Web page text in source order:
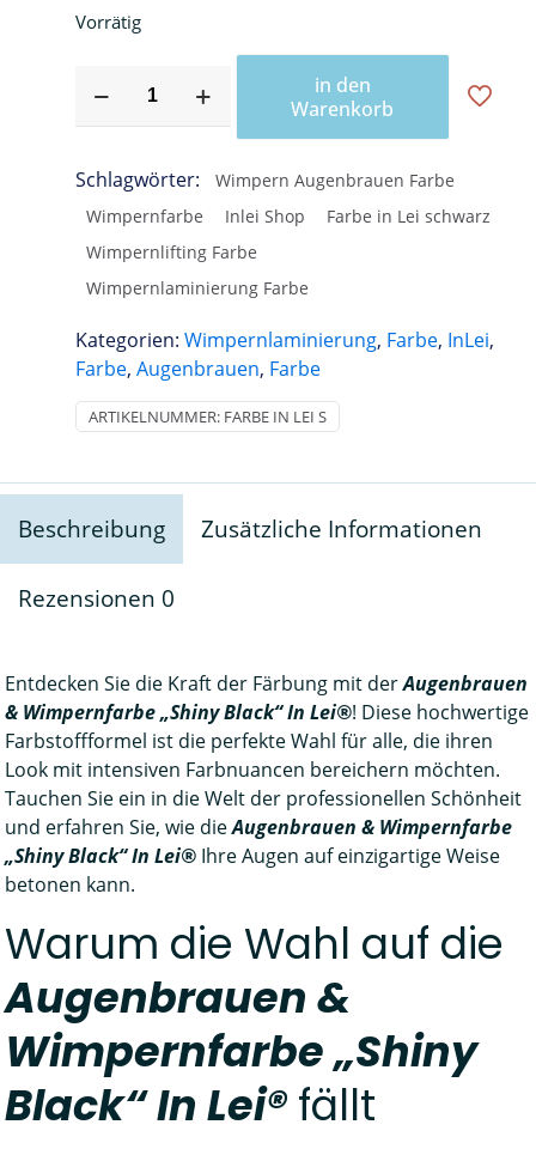
Vorrätig
"Shiny
Black"
In
Lei®
Menge
in den
Warenkorb
Schlagwörter:
Wimpern Augenbrauen Farbe
Wimpernfarbe
Inlei Shop
Farbe in Lei schwarz
Wimpernlifting Farbe
Wimpernlaminierung Farbe
Kategorien: Wimpernlaminierung, Farbe, InLei,
Farbe, Augenbrauen, Farbe
ARTIKELNUMMER: FARBE IN LEI S
Beschreibung Zusätzliche Informationen
Rezensionen 0
Entdecken Sie die Kraft der Färbung mit derAugenbrauen
& Wimpernfarbe „Shiny Black“ In Lei®! Diese hochwertige
Farbstoffformel ist die perfekte Wahl für alle, die ihren
Look mit intensiven Farbnuancen bereichern möchten.
Tauchen Sie ein in die Welt der professionellen Schönheit
und erfahren Sie, wie dieAugenbrauen & Wimpernfarbe
„Shiny Black“ In Lei® Ihre Augen auf einzigartige Weise
betonen kann.
Warum die Wahl auf die
Augenbrauen &
Wimpernfarbe „Shiny
Black“ In Lei® fällt